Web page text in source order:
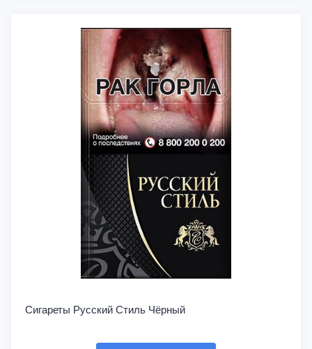
Сигареты Русский Стиль Чёрный